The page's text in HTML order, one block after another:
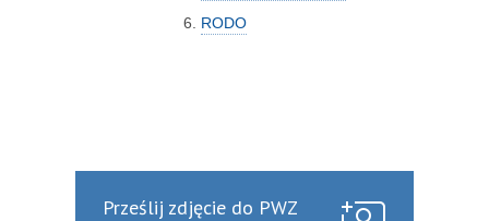
RODO
Prześlij zdjęcie do PWZ